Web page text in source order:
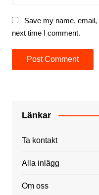
Save my name,
next time I comment.
Länkar
Ta kontakt
Alla inlägg
Om oss